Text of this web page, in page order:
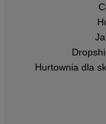
Hurtownia dla